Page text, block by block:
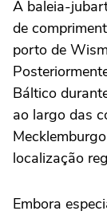
A baleia-
de
porto de
Báltico
ao largo das
localização
Embora